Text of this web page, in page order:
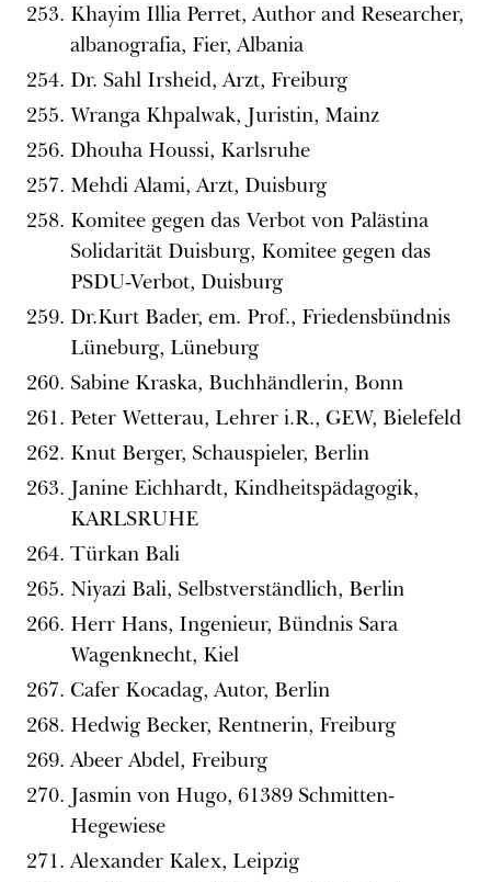
Khayim Illia Perret, Author and Researcher,
albanografia, Fier, Albania
Dr. Sahl Irsheid, Arzt, Freiburg
Wranga Khpalwak, Juristin, Mainz
Dhouha Houssi, Karlsruhe
Mehdi Alami, Arzt, Duisburg
Komitee gegen das Verbot von Palästina
Solidarität Duisburg, Komitee gegen das
PSDU-Verbot, Duisburg
Dr.Kurt Bader, em. Prof., Friedensbündnis
Lüneburg, Lüneburg
Sabine Kraska, Buchhändlerin, Bonn
Peter Wetterau, Lehrer i.R., GEW, Bielefeld
Knut Berger, Schauspieler, Berlin
Janine Eichhardt, Kindheitspädagogik,
KARLSRUHE
Türkan Bali
Niyazi Bali, Selbstverständlich, Berlin
Herr Hans, Ingenieur, Bündnis Sara
Wagenknecht, Kiel
Cafer Kocadag, Autor, Berlin
Hedwig Becker, Rentnerin, Freiburg
Abeer Abdel, Freiburg
Jasmin von Hugo, 61389 Schmitten-
Hegewiese
Alexander Kalex, Leipzig